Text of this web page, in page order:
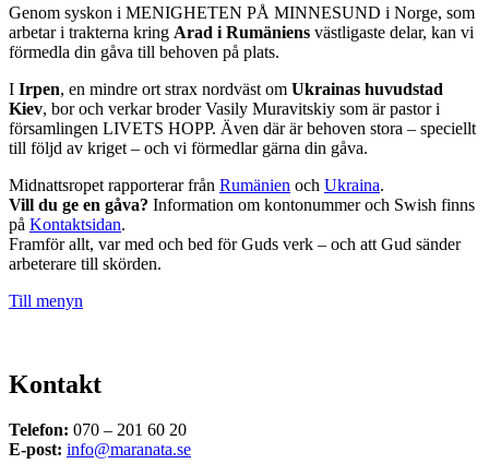
Genom syskon i MENIGHETEN PÅ MINNESUND i Norge, som
arbetar i trakterna kring Arad i Rumäniens västligaste delar, kan vi
förmedla din gåva till behoven på plats.
I Irpen, en mindre ort strax nordväst om Ukrainas huvudstad
Kiev, bor och verkar broder Vasily Muravitskiy som är pastor i
församlingen LIVETS HOPP. Även där är behoven stora – speciellt
till följd av kriget – och vi förmedlar gärna din gåva.
Midnattsropet rapporterar från Rumänien och Ukraina.
Vill du ge en gåva? Information om kontonummer och Swish finns
på Kontaktsidan.
Framför allt, var med och bed för Guds verk – och att Gud sänder
arbeterare till skörden.
Till menyn
Kontakt
Telefon: 070 – 201 60 20
E-post: info@maranata.se